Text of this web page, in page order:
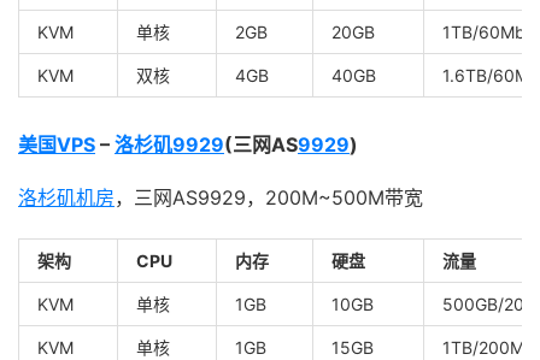
KVM 单核 2GB 20GB 1TB/
KVM 双核 4GB 40GB 1.6TB/
美国VPS – 洛杉矶9929(三网AS9929)
洛杉矶机房，三网AS9929，200M~500M带宽
架构 CPU 内存 硬盘 流量
KVM 单核 1GB 10GB 500GB/
KVM 单核 1GB 15GB 1TB/